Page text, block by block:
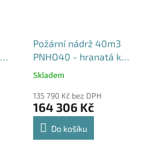
Požární nádrž 40m3
PNHO40 - hranatá k
obetonování
Průměrné
produktu
je
5,0
Skladem
135 790 Kč bez DPH
164 306 Kč
Do košíku